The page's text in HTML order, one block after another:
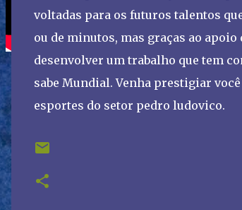
voltadas para os futuros talentos
ou de minutos, mas graças ao
desenvolver um trabalho que tem
sabe Mundial. Venha prestigiar
esportes do setor pedro ludovico.